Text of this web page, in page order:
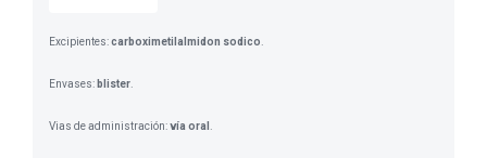
Excipientes:carboximetilalmidon sodico
Envases: blister
Vias de administración:vía oral